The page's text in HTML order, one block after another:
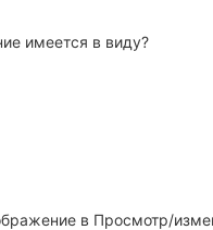
имеется в виду?
в Просмотр/